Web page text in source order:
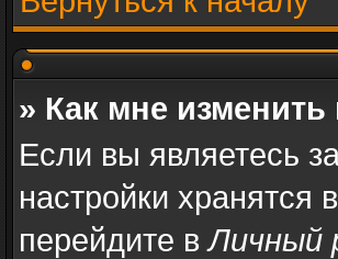
» Как мне
Если вы являетесь
настройки
перейдите вЛичный